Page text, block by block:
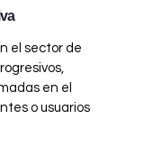
el sector de
en el
o usuarios